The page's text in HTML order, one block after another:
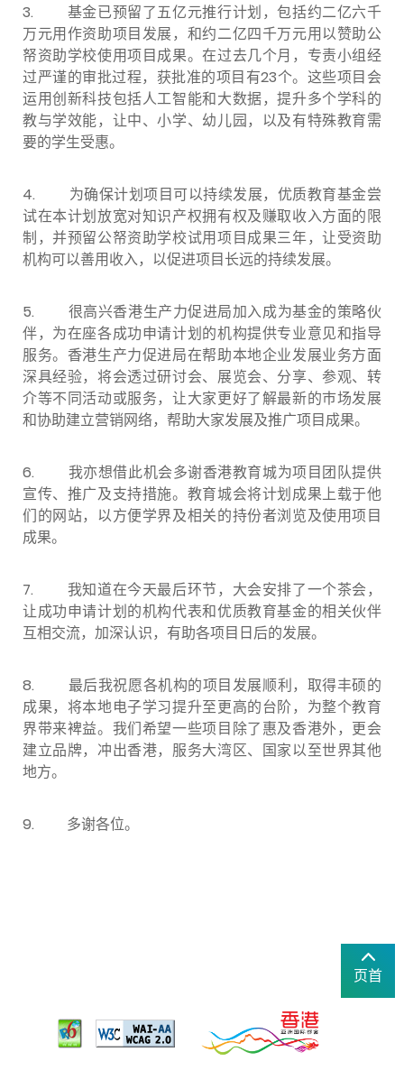
3. 基金已预留了五亿元推行计划，包括约二亿六千
万元用作资助项目发展，和约二亿四千万元用以赞助公
帑资助学校使用项目成果。在过去几个月，专责小组经
过严谨的审批过程，获批准的项目有23个。这些项目会
运用创新科技包括人工智能和大数据，提升多个学科的
教与学效能，让中、小学、幼儿园，以及有特殊教育需
要的学生受惠。
4. 为确保计划项目可以持续发展，优质教育基金尝
试在本计划放宽对知识产权拥有权及赚取收入方面的限
制，并预留公帑资助学校试用项目成果三年，让受资助
机构可以善用收入，以促进项目长远的持续发展。
5. 很高兴香港生产力促进局加入成为基金的策略伙
伴，为在座各成功申请计划的机构提供专业意见和指导
服务。香港生产力促进局在帮助本地企业发展业务方面
深具经验，将会透过研讨会、展览会、分享、参观、转
介等不同活动或服务，让大家更好了解最新的巿场发展
和协助建立营销网络，帮助大家发展及推广项目成果。
6. 我亦想借此机会多谢香港教育城为项目团队提供
宣传、推广及支持措施。教育城会将计划成果上载于他
们的网站，以方便学界及相关的持份者浏览及使用项目
成果。
7. 我知道在今天最后环节，大会安排了一个茶会，
让成功申请计划的机构代表和优质教育基金的相关伙伴
互相交流，加深认识，有助各项目日后的发展。
8. 最后我祝愿各机构的项目发展顺利，取得丰硕的
成果，将本地电子学习提升至更高的台阶，为整个教育
界带来裨益。我们希望一些项目除了惠及香港外，更会
建立品牌，冲出香港，服务大湾区、国家以至世界其他
地方。
9. 多谢各位。
页首